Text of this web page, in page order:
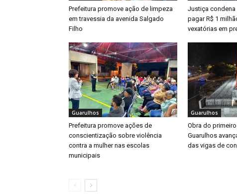
Prefeitura promove ação de limpeza
em travessia da avenida Salgado
Filho
Justiça condena
pagar R$ 1
vexatórias em
Guarulhos
Prefeitura promove ações de
conscientização sobre violência
contra a mulher nas escolas
municipais
Guarulhos
Obra do
Guarulhos
das vigas de